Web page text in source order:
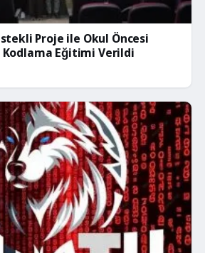
Proje ile Okul Öncesi
Eğitimi Verildi